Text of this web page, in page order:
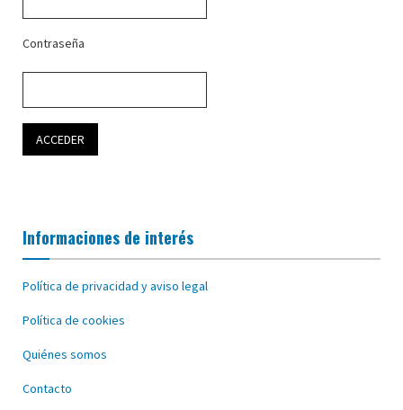
Contraseña
Informaciones de interés
Política de privacidad y aviso legal
Política de cookies
Quiénes somos
Contacto